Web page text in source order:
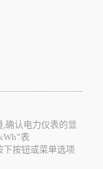
确认电力仪表的显
表
按钮或菜单选项